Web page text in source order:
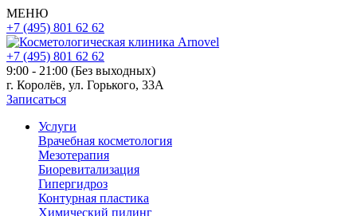
МЕНЮ
+7 (495) 801 62 62
+7 (495) 801 62 62
9:00 - 21:00 (Без выходных)
г. Королёв, ул. Горького, 33А
Записаться
Услуги
Врачебная косметология
Мезотерапия
Биоревитализация
Гипергидроз
Контурная пластика
Химический пилинг